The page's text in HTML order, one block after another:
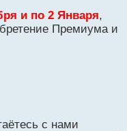
и по 2 Января,
Премиума и
с нами